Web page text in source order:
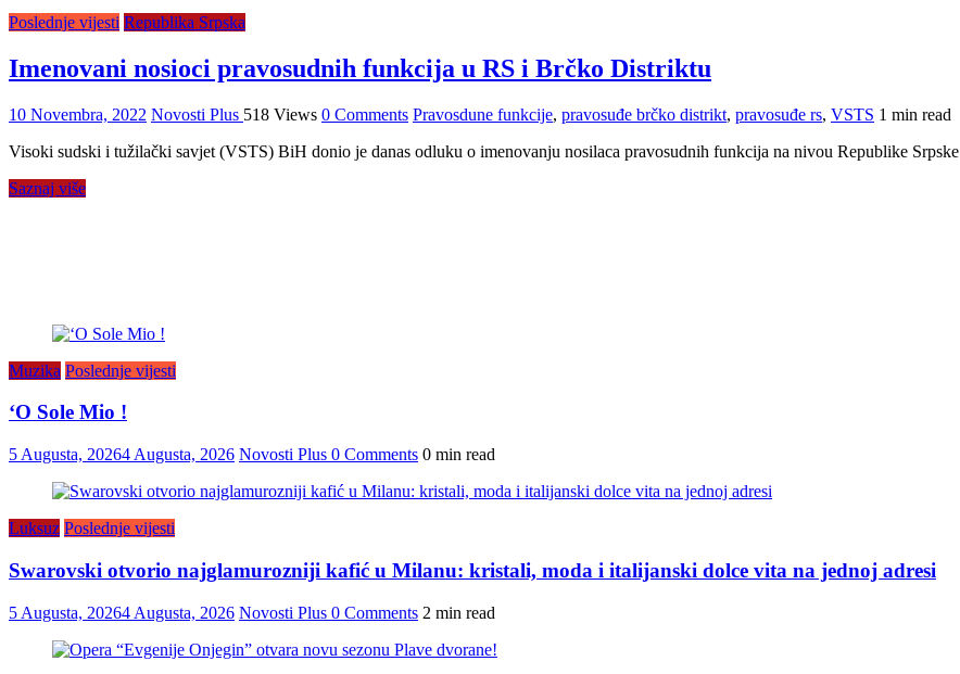
Poslednje vijesti Republika Srpska
Imenovani nosioci pravosudnih funkcija u RS i Brčko Distriktu
10 Novembra, 2022 Novosti Plus 518 Views 0 Comments Pravosdune funkcije, pravosuđe brčko distrikt, pravosuđe rs, VSTS 1 min read
Visoki sudski i tužilački savjet (VSTS) BiH donio je danas odluku o imenovanju nosilaca pravosudnih funkcija na nivou Republike Srpske
Saznaj više
Muzika Poslednje vijesti
‘O Sole Mio !
5 Augusta, 20264 Augusta, 2026 Novosti Plus 0 Comments 0 min read
Luksuz Poslednje vijesti
Swarovski otvorio najglamurozniji kafić u Milanu: kristali, moda i italijanski dolce vita na jednoj adresi
5 Augusta, 20264 Augusta, 2026 Novosti Plus 0 Comments 2 min read